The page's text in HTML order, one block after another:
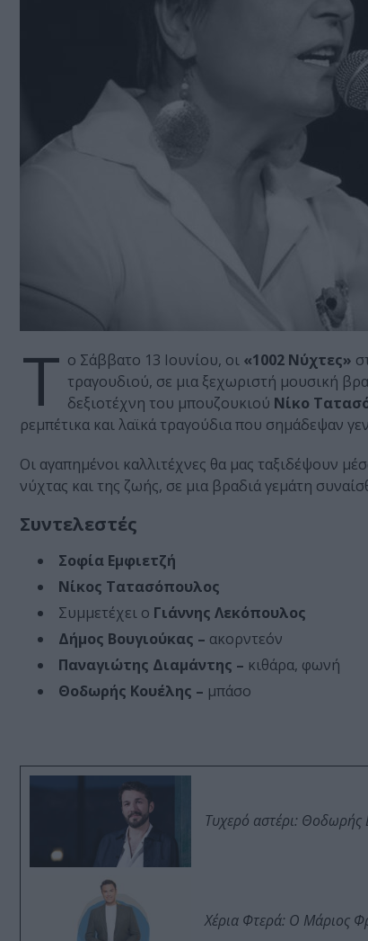
Τ ο Σάββατο 13 Ιουνίου, οι «1002 Νύχτες»
τραγουδιού, σε μια ξεχωριστή μουσική
δεξιοτέχνη του μπουζουκιού Νίκο
ρεμπέτικα και λαϊκά τραγούδια που σημάδεψαν
Οι αγαπημένοι καλλιτέχνες θα μας ταξιδέψουν
νύχτας και της ζωής, σε μια βραδιά γεμάτη
Συντελεστές
Σοφία Εμφιετζή
Νίκος Τατασόπουλος
Συμμετέχει ο Γιάννης Λεκόπουλος
Δήμος Βουγιούκας – ακορντεόν
Παναγιώτης Διαμάντης – κιθάρα, φωνή
Θοδωρής Κουέλης – μπάσο
Τυχερό αστέρι: Θοδωρής
Χέρια Φτερά: Ο Μάριος